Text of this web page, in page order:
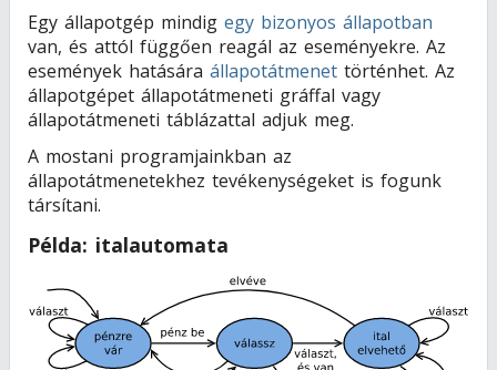
Egy állapotgép mindig egy bizonyos állapotban
van, és attól függően reagál az eseményekre. Az
események hatására állapotátmenet történhet. Az
állapotgépet állapotátmeneti gráffal vagy
állapotátmeneti táblázattal adjuk meg.
A mostani programjainkban az
állapotátmenetekhez tevékenységeket is fogunk
társítani.
Példa: italautomata